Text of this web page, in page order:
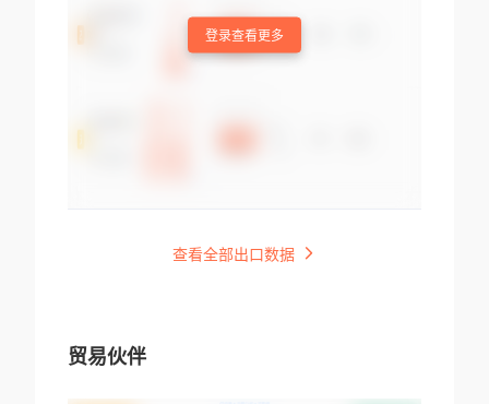
登录查看更多
查看全部出口数据
贸易伙伴